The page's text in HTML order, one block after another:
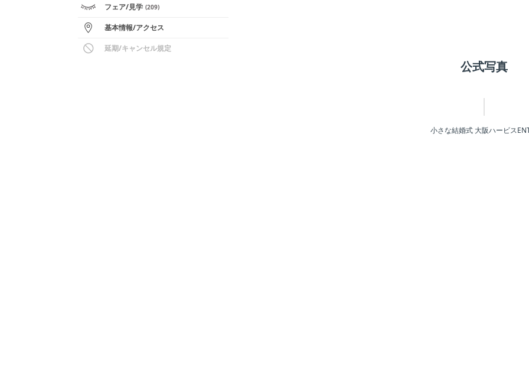
フェア/見学 (209)
基本情報/アクセス
延期/キャンセル規定
公式写真
小さな結婚式 大阪ハービス